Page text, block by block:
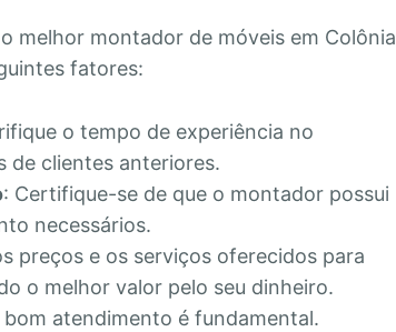
melhor montador de móveis em Colônia
fatores:
o tempo de experiência no
de clientes anteriores.
: Certifique-se de que o montador possui
necessários.
preços e os serviços oferecidos para
o melhor valor pelo seu dinheiro.
bom atendimento é fundamental.